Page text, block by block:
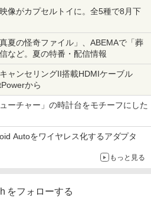
像がカプセルトイに。全5種で8月下
夏の怪奇ファイル」、ABEMAで「葬
など。夏の特番・配信情報
ャンセリングII搭載HDMIケーブル
から
ーチャー」の時計台をモチーフにした
Autoをワイヤレス化するアダプタ
もっと見る
をフォローする